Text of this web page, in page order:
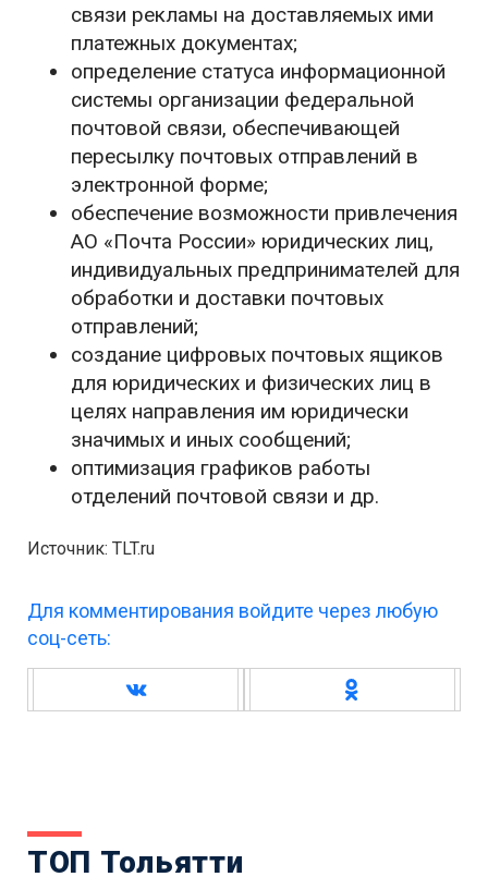
связи рекламы на доставляемых ими
платежных документах;
определение статуса информационной
системы организации федеральной
почтовой связи, обеспечивающей
пересылку почтовых отправлений в
электронной форме;
обеспечение возможности привлечения
АО «Почта России» юридических лиц,
индивидуальных предпринимателей для
обработки и доставки почтовых
отправлений;
создание цифровых почтовых ящиков
для юридических и физических лиц в
целях направления им юридически
значимых и иных сообщений;
оптимизация графиков работы
отделений почтовой связи и др.
Источник: TLT.ru
Для комментирования войдите через любую
соц-сеть:
ТОП Тольятти